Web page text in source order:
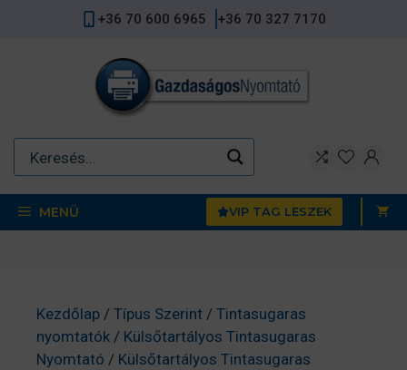
+36 70 600 6965 +36 70 327 7170
MENÜ VIP TAG LESZEK
Kezdőlap / Típus Szerint / Tintasugaras
nyomtatók / Külsőtartályos Tintasugaras
Nyomtató / Külsőtartályos Tintasugaras